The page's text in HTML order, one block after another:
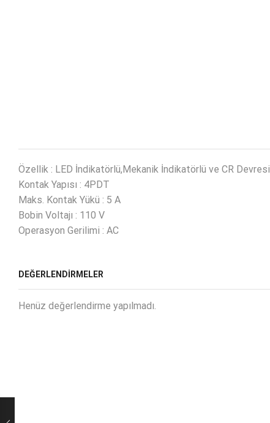
Özellik : LED İndikatörlü,Mekanik İndikatörlü ve CR Devresi
Kontak Yapısı : 4PDT
Maks. Kontak Yükü : 5 A
Bobin Voltajı : 110 V
Operasyon Gerilimi : AC
DEĞERLENDIRMELER
Henüz değerlendirme yapılmadı.